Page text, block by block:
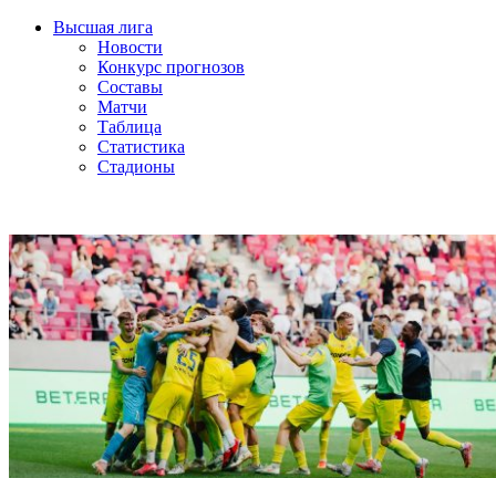
Высшая лига
Новости
Конкурс прогнозов
Составы
Матчи
Таблица
Статистика
Стадионы